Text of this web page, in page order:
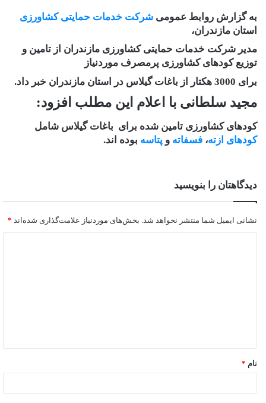
به گزارش روابط عمومی شرکت خدمات حمایتی کشاورزی
استان مازندران،
مدیر شرکت خدمات حمایتی کشاورزی مازندران از تامین و
توزیع کودهای کشاورزی پرمصرف موردنیاز
برای 3000 هکتار از باغات گیلاس در استان مازندران خبر داد.
مجید سلطانی با اعلام این مطلب افزود:
کودهای کشاورزی تامین شده برای باغات گیلاس شامل
کودهای ازته، فسفاته و پتاسه بوده اند.
دیدگاهتان را بنویسید
نشانی ایمیل شما منتشر نخواهد شد. بخش‌های موردنیاز علامت‌گذاری شده‌اند *
نام *